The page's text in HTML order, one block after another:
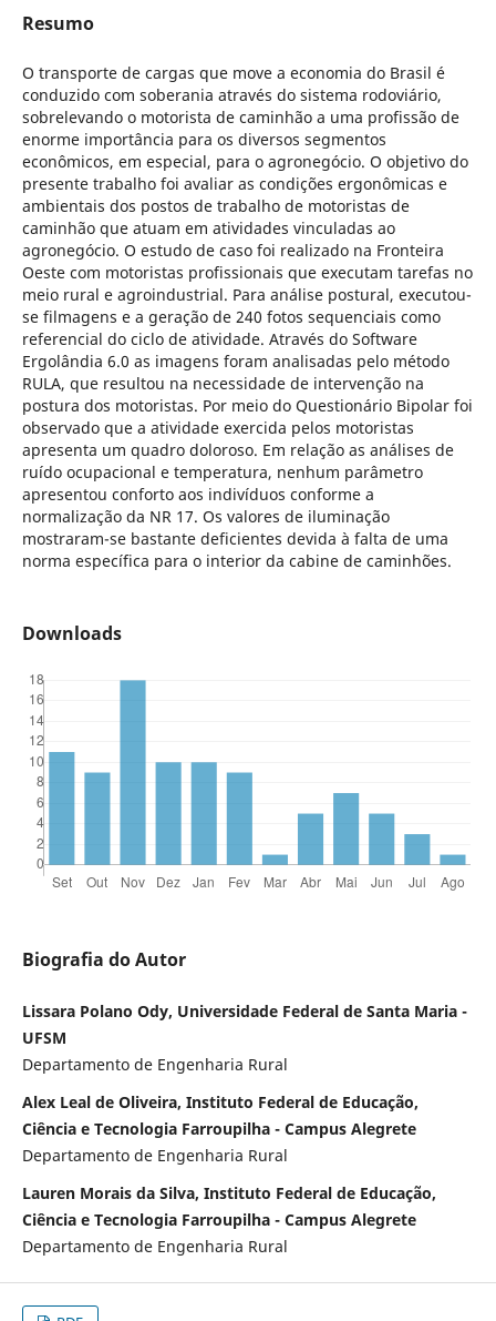
Resumo
O transporte de cargas que move a economia do Brasil é
conduzido com soberania através do sistema rodoviário,
sobrelevando o motorista de caminhão a uma profissão de
enorme importância para os diversos segmentos
econômicos, em especial, para o agronegócio. O objetivo do
presente trabalho foi avaliar as condições ergonômicas e
ambientais dos postos de trabalho de motoristas de
caminhão que atuam em atividades vinculadas ao
agronegócio. O estudo de caso foi realizado na Fronteira
Oeste com motoristas profissionais que executam tarefas no
meio rural e agroindustrial. Para análise postural, executou-
se filmagens e a geração de 240 fotos sequenciais como
referencial do ciclo de atividade. Através do Software
Ergolândia 6.0 as imagens foram analisadas pelo método
RULA, que resultou na necessidade de intervenção na
postura dos motoristas. Por meio do Questionário Bipolar foi
observado que a atividade exercida pelos motoristas
apresenta um quadro doloroso. Em relação as análises de
ruído ocupacional e temperatura, nenhum parâmetro
apresentou conforto aos indivíduos conforme a
normalização da NR 17. Os valores de iluminação
mostraram-se bastante deficientes devida à falta de uma
norma específica para o interior da cabine de caminhões.
Downloads
Biografia do Autor
Lissara Polano Ody, Universidade Federal de Santa Maria -
UFSM
Departamento de Engenharia Rural
Alex Leal de Oliveira, Instituto Federal de Educação,
Ciência e Tecnologia Farroupilha - Campus Alegrete
Departamento de Engenharia Rural
Lauren Morais da Silva, Instituto Federal de Educação,
Ciência e Tecnologia Farroupilha - Campus Alegrete
Departamento de Engenharia Rural